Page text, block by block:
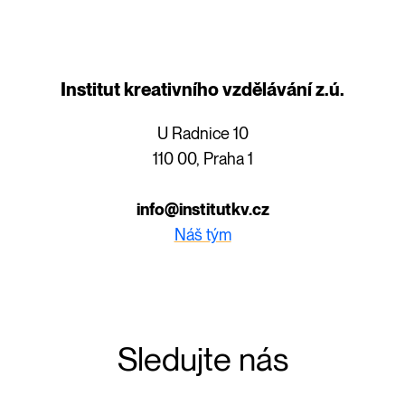
Institut kreativního vzdělávání z.ú.
U Radnice 10
110 00, Praha 1
info@institutkv.cz
Náš tým
Sledujte nás